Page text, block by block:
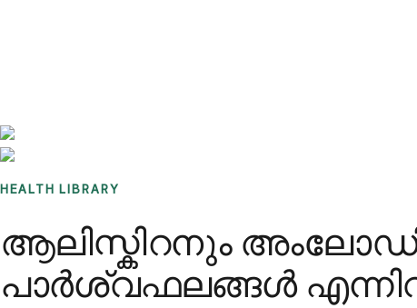
HEALTH LIBRARY
ആലിസ്കിറനും
പാർശ്വഫലങ്ങൾ